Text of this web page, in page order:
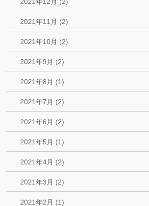
2021年11月 (2)
2021年10月 (2)
2021年9月 (2)
2021年8月 (1)
2021年7月 (2)
2021年6月 (2)
2021年5月 (1)
2021年4月 (2)
2021年3月 (2)
2021年2月 (1)